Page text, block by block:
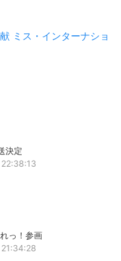
ミス・インターナショ
決定
っ！参画